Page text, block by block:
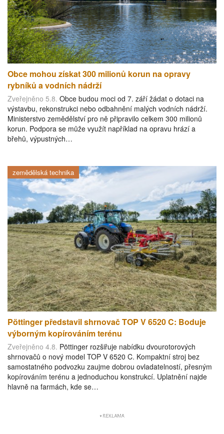
Obce mohou získat 300 milionů korun na opravy
rybníků a vodních nádrží
Zveřejněno 5.8. Obce budou moci od 7. září žádat o dotaci na
výstavbu, rekonstrukci nebo odbahnění malých vodních nádrží.
Ministerstvo zemědělství pro ně připravilo celkem 300 milionů
korun. Podpora se může využít například na opravu hrází a
břehů, výpustných…
zemědělská technika
Pöttinger představil shrnovač TOP V 6520 C: Boduje
výborným kopírováním terénu
Zveřejněno 4.8. Pöttinger rozšiřuje nabídku dvourotorových
shrnovačů o nový model TOP V 6520 C. Kompaktní stroj bez
samostatného podvozku zaujme dobrou ovladatelností, přesným
kopírováním terénu a jednoduchou konstrukcí. Uplatnění najde
hlavně na farmách, kde se…